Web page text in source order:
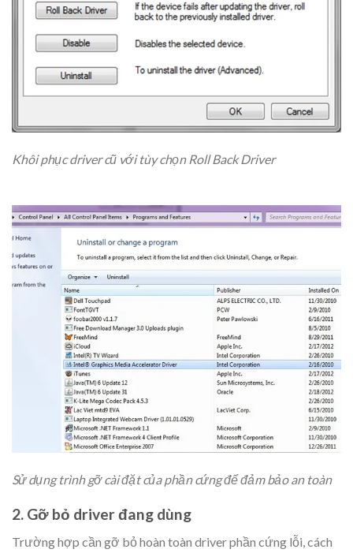
Khôi phục driver cũ với tùy chọn Roll Back Driver
Sử dụng trình gỡ cài đặt của phần cứng để đảm bảo an toàn
2. Gỡ bỏ driver đang dùng
Trường hợp cần gỡ bỏ hoàn toàn driver phần cứng lỗi, cách